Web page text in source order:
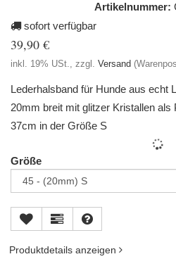
Artikelnummer:
sofort verfügbar
39,90 €
inkl. 19% USt., zzgl. Versand
Lederhalsband für Hunde aus echt
20mm breit mit glitzer Kristallen als
37cm in der Größe S
Größe
Produktdetails anzeigen